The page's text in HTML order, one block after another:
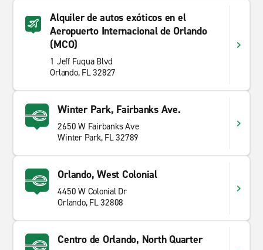
Alquiler de autos exóticos en el
Aeropuerto Internacional de Orlando
(MCO)
1 Jeff Fuqua Blvd
Orlando, FL 32827
Winter Park, Fairbanks Ave.
2650 W Fairbanks Ave
Winter Park, FL 32789
Orlando, West Colonial
4450 W Colonial Dr
Orlando, FL 32808
Centro de Orlando, North Quarter